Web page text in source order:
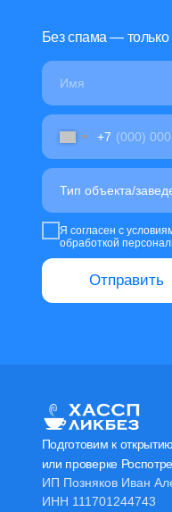
Без спама — только
+7
Я согласен с
обработкой
Отправить
Подготовим к открытию
или проверке
ИП Позняков Иван
ИНН 111701244743